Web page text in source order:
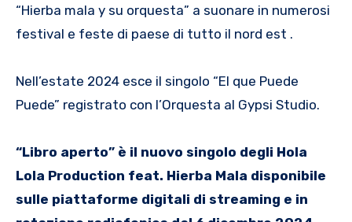
“Hierba mala y su orquesta” a suonare in numerosi
festival e feste di paese di tutto il nord est .
Nell’estate 2024 esce il singolo “El que Puede
Puede” registrato con l’Orquesta al Gypsi Studio.
“Libro aperto” è il nuovo singolo degli Hola
Lola Production feat. Hierba Mala disponibile
sulle piattaforme digitali di streaming e in